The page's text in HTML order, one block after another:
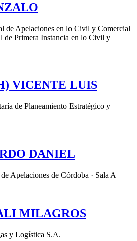
de Apelaciones en lo Civil y Comercial
de Primera Instancia en lo Civil y
VICENTE LUIS
de Planeamiento Estratégico y
DANIEL
Apelaciones de Córdoba · Sala A
MILAGROS
y Logística S.A.